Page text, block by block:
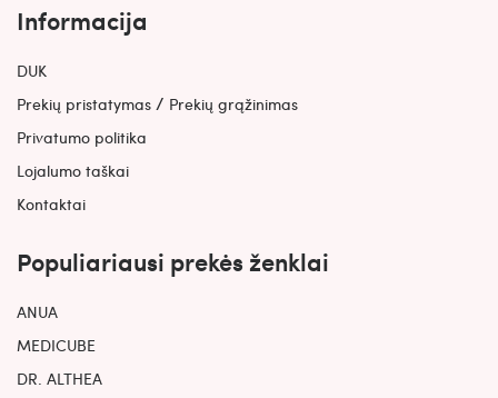
Informacija
DUK
Prekių pristatymas / Prekių grąžinimas
Privatumo politika
Lojalumo taškai
Kontaktai
Populiariausi prekės ženklai
ANUA
MEDICUBE
DR. ALTHEA